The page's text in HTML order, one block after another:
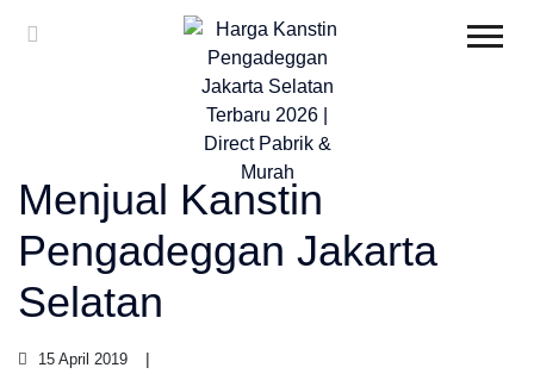
Menjual Kanstin
Pengadeggan Jakarta
Selatan
15 April 2019